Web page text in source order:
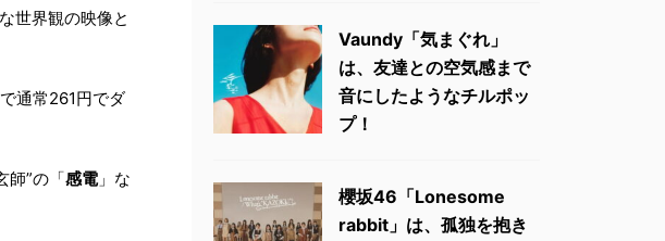
世界観の映像と
通常261円でダ
師”の「感電」な
Vaundy「気まぐれ」
は、友達との空気感まで
音にしたようなチルポッ
プ！
櫻坂46「Lonesome
rabbit」は、孤独を抱き